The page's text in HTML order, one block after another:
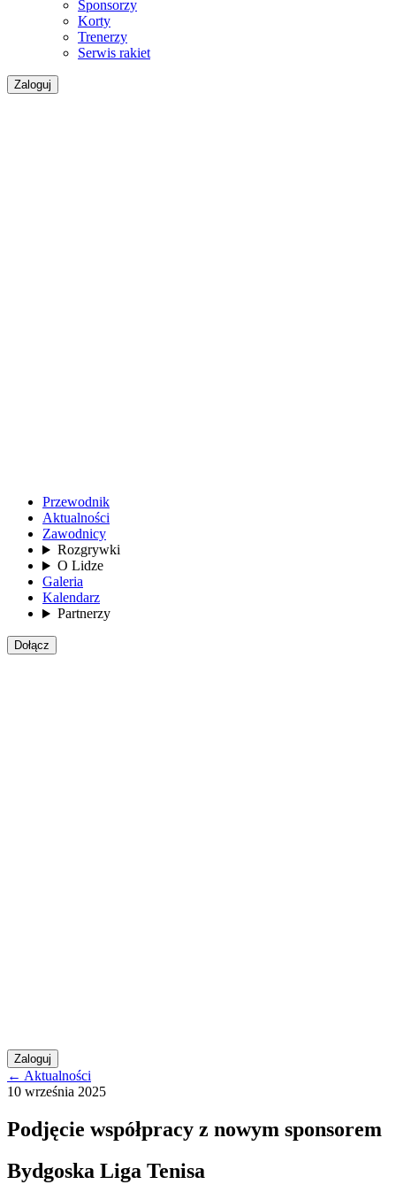
Sponsorzy
Korty
Trenerzy
Serwis rakiet
Zaloguj
Przewodnik
Aktualności
Zawodnicy
Rozgrywki
O Lidze
Galeria
Kalendarz
Partnerzy
Dołącz
Zaloguj
← Aktualności
10 września 2025
Podjęcie współpracy z nowym sponsorem
Bydgoska Liga Tenisa